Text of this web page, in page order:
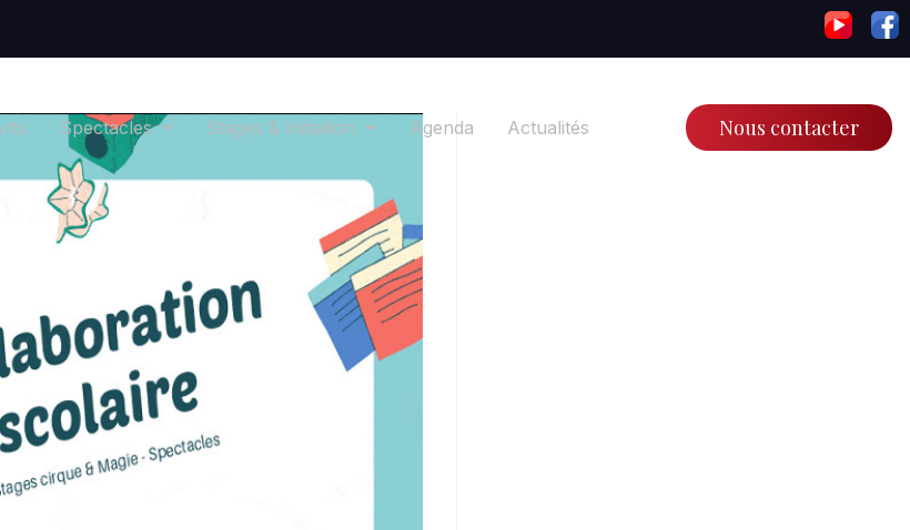
Spectacles Stages & Initiation Agenda Actualités Nous contacter